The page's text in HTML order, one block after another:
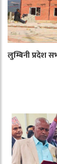
लुम्बिनी प्रदेश